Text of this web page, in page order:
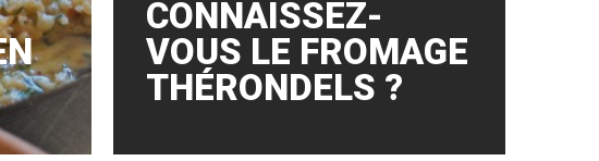
CONNAISSEZ-
VOUS LE FROMAGE
THÉRONDELS ?